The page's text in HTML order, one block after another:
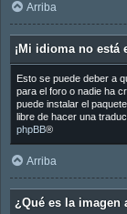
Arriba
¡Mi idioma no está
Esto se puede deber a
para el foro o nadie ha
puede instalar el
libre de hacer una
phpBB®
Arriba
¿Qué es la